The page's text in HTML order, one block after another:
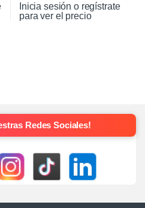
Inicia sesión o regístrate
para ver el precio
Redes Sociales!